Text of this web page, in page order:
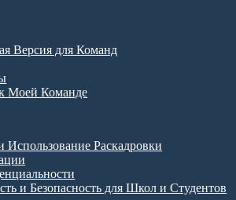
Версия для Команд
Моей Команде
Использование Раскадровки
и Безопасность для Школ и Студентов